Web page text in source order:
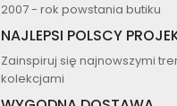
2007 - rok powstania butiku
NAJLEPSI POLSCY
Zainspiruj się najnowszymi
kolekcjami